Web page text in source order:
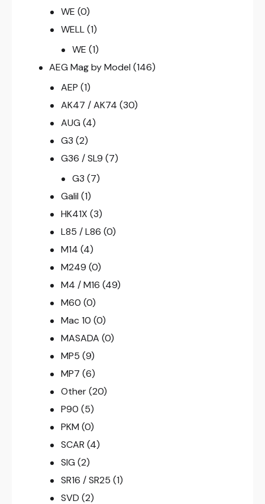
WE (0)
WELL (1)
WE (1)
AEG Mag by Model (146)
AEP (1)
AK47 / AK74 (30)
AUG (4)
G3 (2)
G36 / SL9 (7)
G3 (7)
Galil (1)
HK41X (3)
L85 / L86 (0)
M14 (4)
M249 (0)
M4 / M16 (49)
M60 (0)
Mac 10 (0)
MASADA (0)
MP5 (9)
MP7 (6)
Other (20)
P90 (5)
PKM (0)
SCAR (4)
SIG (2)
SR16 / SR25 (1)
SVD (2)